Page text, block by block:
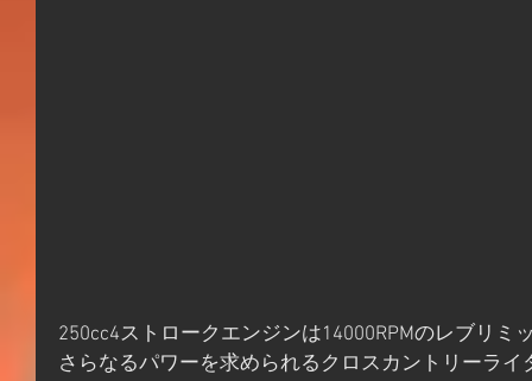
250cc4ストロークエンジンは14000RPMのレブリミ
さらなるパワーを求められるクロスカントリーラ